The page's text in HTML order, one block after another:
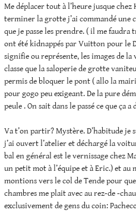
Me déplacer tout à l’heure jusque
terminer la grotte j’ai commandé une
que je passe les prendre. ( il me
ont été kidnappés par Vuitton pour le
signifie ou représente, les images de la
classe que la saloperie de grotte
permis de bloquer le pont ( allo la
pour gogo peu exigeant. De la pure
peule . On sait dans le passé ce que ça a
Va t’on partir? Mystère. D’habitude je
j’ai ouvert l’atelier et déchargé la
bal en général est le vernissage chez
un petit mot à l’équipe et à Eric.) et au
montions vers le col de Tende pour
chambres me plait avec au rez-de -
exclusivement de gens du coin: